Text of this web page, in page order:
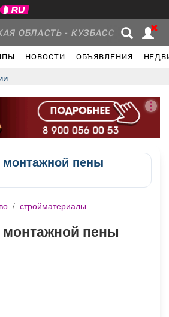
ОБЛАСТЬ - КУЗБАСС
НОВОСТИ ОБЪЯВЛЕНИЯ
Услуги
/ стройматериалы
монтажной пены